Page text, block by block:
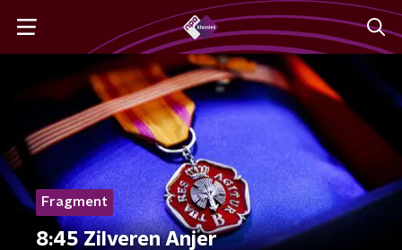
Fragment
8:45 Zilveren Anjer